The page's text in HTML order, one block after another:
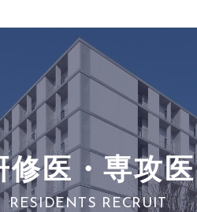
修医・専攻医
RESIDENTS RECRUIT